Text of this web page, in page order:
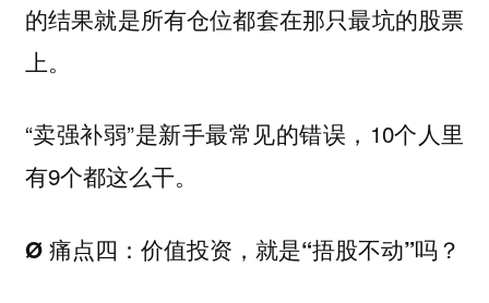
的结果就是所有仓位都套在那只最坑的股票
上。
“卖强补弱”是新手最常见的错误，10个人里
有9个都这么干。
Ø 痛点四：价值投资，就是“捂股不动”吗？